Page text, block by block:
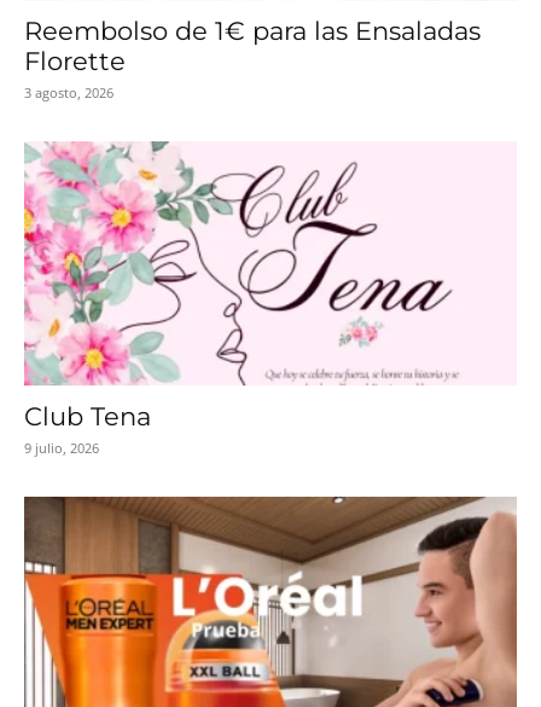
Reembolso de 1€ para las Ensaladas
Florette
3 agosto, 2026
Club Tena
9 julio, 2026